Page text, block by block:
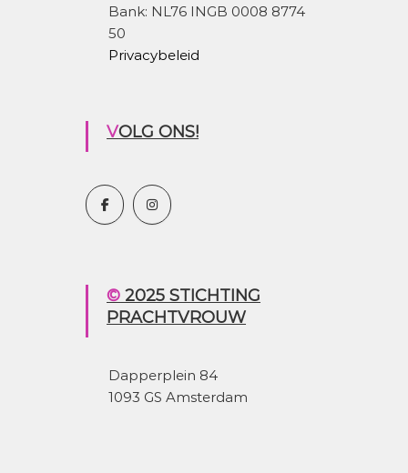
Bank: NL76 INGB 0008 8774
50
Privacybeleid
VOLG ONS!
© 2025 STICHTING
PRACHTVROUW
Dapperplein 84
1093 GS Amsterdam